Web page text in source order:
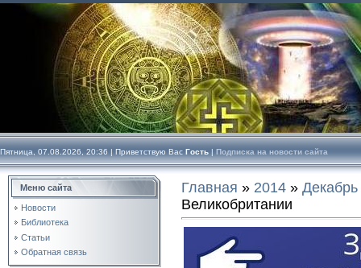
Пятница, 07.08.2026, 20:36 | Приветствую Вас Гость | Подписка на новости сайта
Меню сайта
Новости
Библиотека
Статьи
Обратная связь
Главная » 2014 » Декабрь
Великобритании